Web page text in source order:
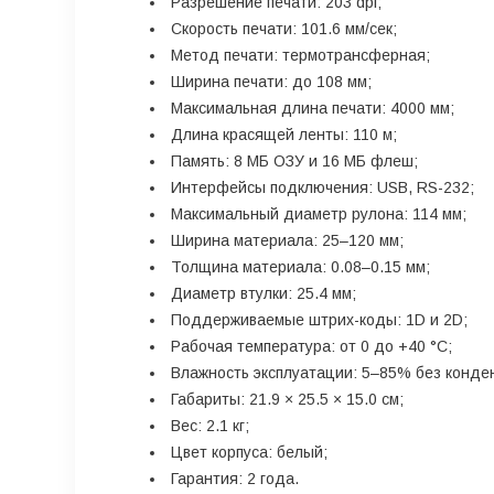
Скорость печати: 101.6 мм/сек;
Метод печати: термотрансферная;
Ширина печати: до 108 мм;
Максимальная длина печати: 4000 мм;
Длина красящей ленты: 110 м;
Память: 8 МБ ОЗУ и 16 МБ флеш;
Интерфейсы подключения: USB, RS-232;
Максимальный диаметр рулона: 114 мм;
Ширина материала: 25–120 мм;
Толщина материала: 0.08–0.15 мм;
Диаметр втулки: 25.4 мм;
Поддерживаемые штрих-коды: 1D и 2D;
Рабочая температура: от 0 до +40 °С;
Влажность эксплуатации: 5–85% без
Габариты: 21.9 × 25.5 × 15.0 см;
Вес: 2.1 кг;
Цвет корпуса: белый;
Гарантия: 2 года.